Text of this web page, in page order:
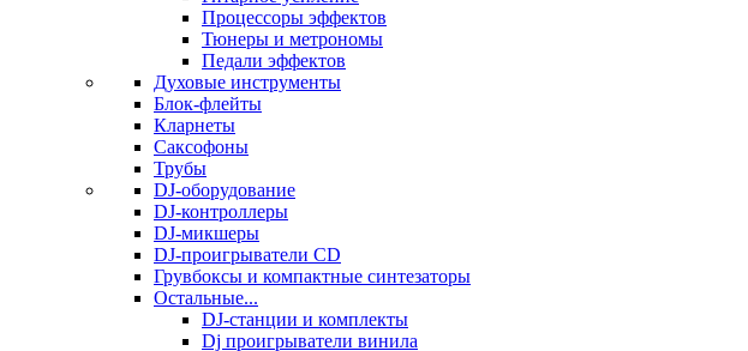
Процессоры эффектов
Тюнеры и метрономы
Педали эффектов
Духовые инструменты
Блок-флейты
Кларнеты
Саксофоны
Трубы
DJ-оборудование
DJ-контроллеры
DJ-микшеры
DJ-проигрыватели CD
Грувбоксы и компактные синтезаторы
Остальные...
DJ-станции и комплекты
Dj проигрыватели винила